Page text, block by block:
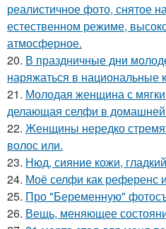
реалистичное фото, снятое
естественном режиме,
атмосферное.
20. В праздничные дни
наряжаться в национальные
21. Молодая женщина с
делающая селфи в домашней
22. Женщины нередко
волос или.
23. Нюд, сияние кожи,
24. Моё селфи как референс
25. Про "Беременную"
26. Вещь, меняющее